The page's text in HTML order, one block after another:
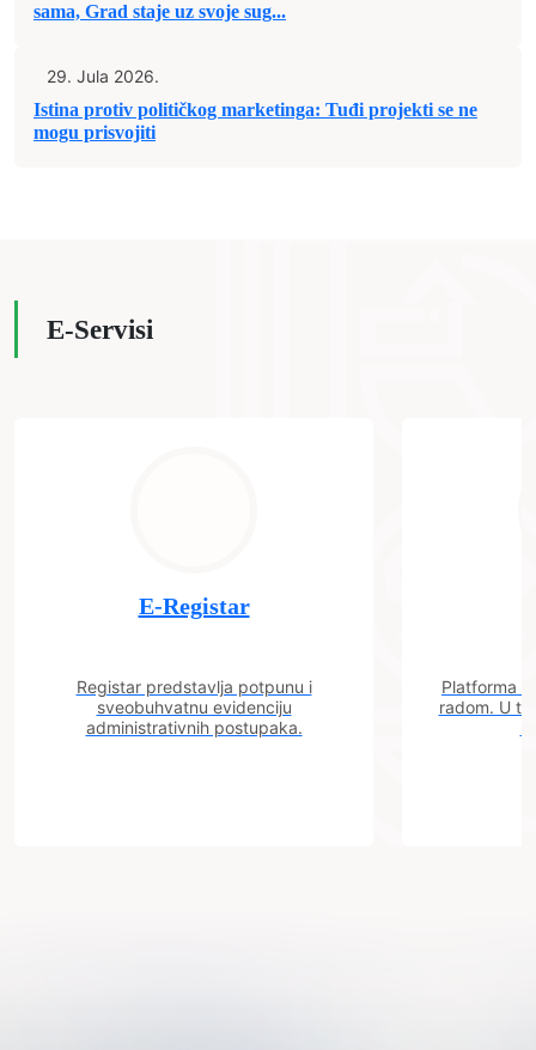
sama, Grad staje uz svoje sug...
29. Jula 2026.
Istina protiv političkog marketinga: Tuđi projekti se ne
mogu prisvojiti
E-Servisi
E-Registar
Registar predstavlja potpunu i
sveobuhvatnu evidenciju
administrativnih postupaka.
Platforma
radom. U